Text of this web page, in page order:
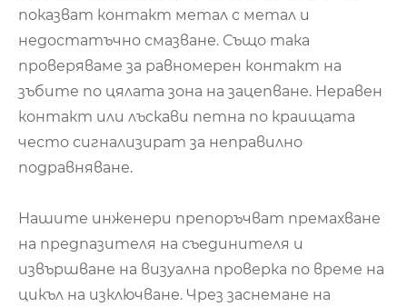
показват контакт метал с метал и
недостатъчно смазване. Също така
проверяваме за равномерен контакт на
зъбите по цялата зона на зацепване. Неравен
контакт или лъскави петна по краищата
често сигнализират за неправилно
подравняване.
Нашите инженери препоръчват премахване
на предпазителя на съединителя и
извършване на визуална проверка по време на
цикъл на изключване. Чрез заснемане на